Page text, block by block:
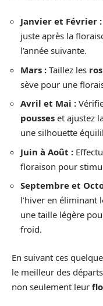
Janvier et Février :
juste après la
l’année suivante.
Mars : Taillez les
sève pour une
Avril et Mai :
pousses et ajustez
une silhouette
Juin à Août :
floraison pour
Septembre et
l’hiver en éliminant
une taille légère
froid.
En suivant ces
le meilleur des
non seulement leur